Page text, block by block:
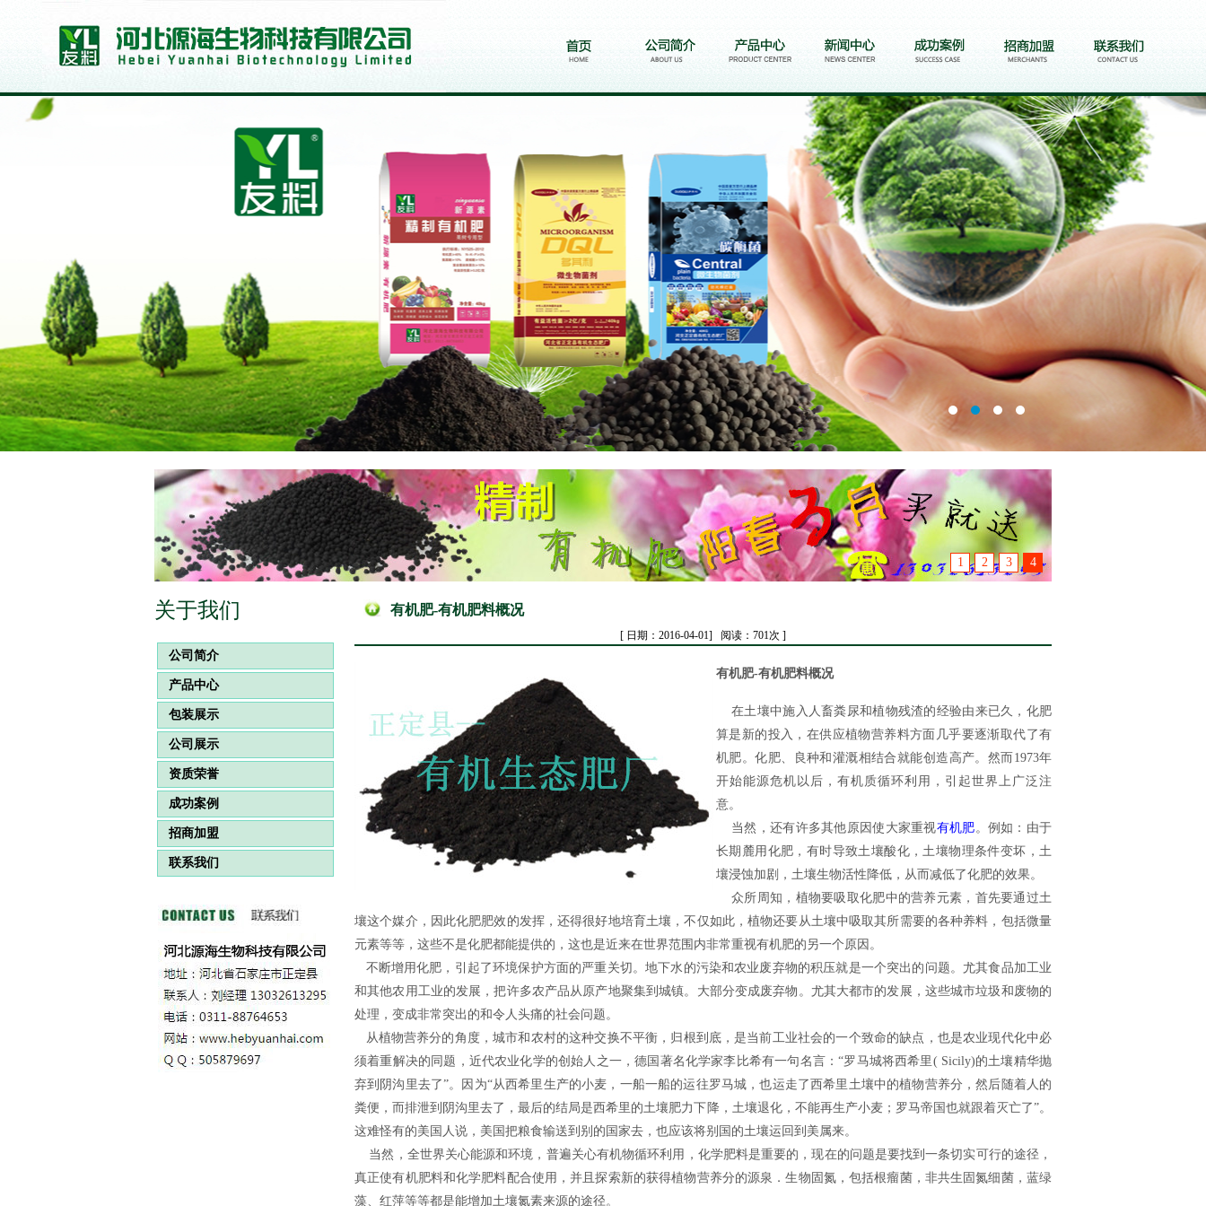
1 2 3 4
关于我们
公司简介
产品中心
包装展示
公司展示
资质荣誉
成功案例
招商加盟
联系我们
有机肥-有机肥料概况
[ 日期：2016-04-01] 阅读：701次 ]
有机肥-有机肥料概况
在土壤中施入人畜粪尿和植物残渣的经验由来已久，化肥
算是新的投入，在供应植物营养料方面几乎要逐渐取代了有
机肥。化肥、良种和灌溉相结合就能创造高产。然而1973年
开始能源危机以后，有机质循环利用，引起世界上广泛注
意。
当然，还有许多其他原因使大家重视有机肥。例如：由于
长期麓用化肥，有时导致土壤酸化，土壤物理条件变坏，土
壤浸蚀加剧，土壤生物活性降低，从而减低了化肥的效果。
众所周知，植物要吸取化肥中的营养元素，首先要通过土
壤这个媒介，因此化肥肥效的发挥，还得很好地培育土壤，不仅如此，植物还要从土壤中吸取其所需要的各种养料，包括微量
元素等等，这些不是化肥都能提供的，这也是近来在世界范围内非常重视有机肥的另一个原因。
不断增用化肥，引起了环境保护方面的严重关切。地下水的污染和农业废弃物的积压就是一个突出的问题。尤其食品加工业
和其他农用工业的发展，把许多农产品从原产地聚集到城镇。大部分变成废弃物。尤其大都市的发展，这些城市垃圾和废物的
处理，变成非常突出的和令人头痛的社会问题。
从植物营养分的角度，城市和农村的这种交换不平衡，归根到底，是当前工业社会的一个致命的缺点，也是农业现代化中必
须着重解决的同题，近代农业化学的创始人之一，德国著名化学家李比希有一句名言：“罗马城将西希里( Sicily)的土壤精华抛
弃到阴沟里去了”。因为“从西希里生产的小麦，一船一船的运往罗马城，也运走了西希里土壤中的植物营养分，然后随着人的
粪便，而排泄到阴沟里去了，最后的结局是西希里的土壤肥力下降，土壤退化，不能再生产小麦；罗马帝国也就跟着灭亡了”。
这难怪有的美国人说，美国把粮食输送到别的国家去，也应该将别国的土壤运回到美属来。
当然，全世界关心能源和环境，普遍关心有机物循环利用，化学肥料是重要的，现在的问题是要找到一条切实可行的途径，
真正使有机肥料和化学肥料配合使用，并且探索新的获得植物营养分的源泉．生物固氮，包括根瘤菌，非共生固氮细菌，蓝绿
藻、红萍等等都是能增加土壤氮素来源的途径。